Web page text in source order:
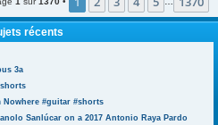
récents
3a
Nowhere #guitar #shorts
Sanlúcar on a 2017 Antonio Raya Pardo